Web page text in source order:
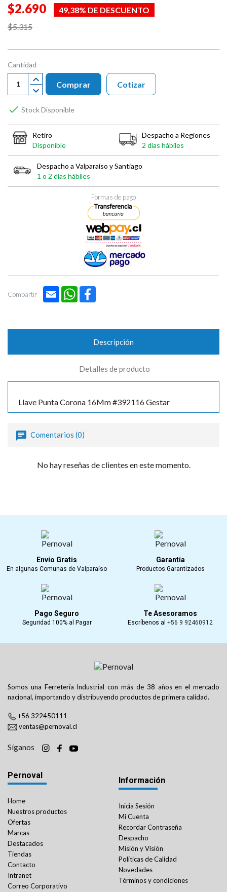
$2.690
49,38% DE DESCUENTO
$5.315
Cantidad
Comprar
 Stock Disponible
Cotizar
Retiro
Disponible
Despacho a Regiones
2 días hábiles
Despacho a Valparaíso y Santiago
1 o 2 días hábiles
Formas de pago
Compartir Email WhatsApp
Descripción
Detalles de producto
Llave Punta Corona 16Mm #392116 Gestar
Comentarios (0)
No hay reseñas de clientes en este momento.
Envío Gratis
En algunas Comunas de Valparaíso
Garantía
Productos Garantizados
Pago Seguro
Seguridad 100% al Pagar
Te Asesoramos
Escríbenos al +56 9 92460912
Somos una Ferretería Industrial con más de 38 años en el mercado
nacional, importando y distribuyendo productos de primera calidad.
+56 322450111
ventas@pernoval.cl
Síganos
Pernoval
Home
Nuestros productos
Ofertas
Marcas
Destacados
Tiendas
Contacto
Intranet
Correo Corporativo
Información
Inicia Sesión
Mi Cuenta
Recordar Contraseña
Despacho
Misión y Visión
Políticas de Calidad
Novedades
Términos y condiciones